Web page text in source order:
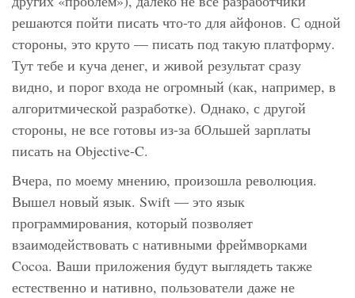
решаются пойти писать что-то для айфонов. С одной
стороны, это круто — писать под такую платформу.
Тут тебе и куча денег, и живой результат сразу
видно, и порог входа не огромный (как, например, в
алгоритмической разработке). Однако, с другой
стороны, не все готовы из-за бОльшей зарплаты
писать на Objective-C.
Вчера, по моему мнению, произошла революция.
Вышел новый язык. Swift — это язык
программирования, который позволяет
взаимодействовать с нативными фреймворками
Cocoa. Ваши приложения будут выглядеть также
естественно и нативно, пользователи даже не